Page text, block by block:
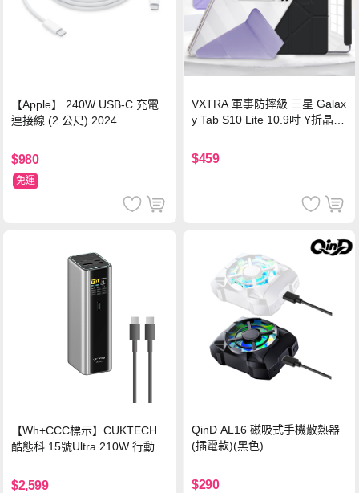
【Apple】 240W USB-C 充電
連接線 (2 公尺) 2024
$980
免運
VXTRA 軍事防摔級 三星 Galax
y Tab S10 Lite 10.9吋 Y折晶透
$459
【Wh+CCC標示】CUKTECH
酷態科 15號Ultra 210W 行動電
$2,599
QinD AL16 磁吸式手機散熱器
(插電款)(黑色)
$290